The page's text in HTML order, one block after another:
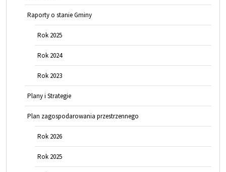
Raporty o stanie Gminy
Rok 2025
Rok 2024
Rok 2023
Plany i Strategie
Plan zagospodarowania przestrzennego
Rok 2026
Rok 2025